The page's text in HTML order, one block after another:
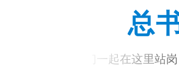
总
习语丨我和你们一起在这里站岗